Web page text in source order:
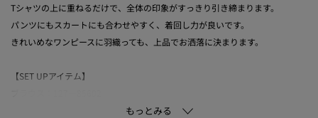
Tシャツの上に重ねるだけで、全体の印象がすっきり引き締まります。
パンツにもスカートにも合わせやすく、着回し力が良いです。
きれいめなワンピースに羽織っても、上品でお洒落に決まります。
【SET UPアイテム】